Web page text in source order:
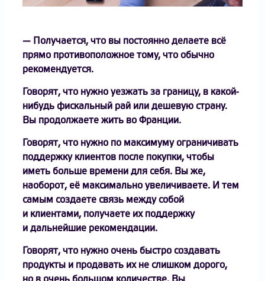
— Получается, что вы постоянно делаете всё
прямо противоположное тому, что обычно
рекомендуется.
Говорят, что нужно уезжать за границу, в какой-
нибудь фискальный рай или дешевую страну.
Вы продолжаете жить во Франции.
Говорят, что нужно по максимуму ограничивать
поддержку клиентов после покупки, чтобы
иметь больше времени для себя. Вы же,
наоборот, её максимально увеличиваете. И тем
самым создаете связь между собой
и клиентами, получаете их поддержку
и дальнейшие рекомендации.
Говорят, что нужно очень быстро создавать
продукты и продавать их не слишком дорого,